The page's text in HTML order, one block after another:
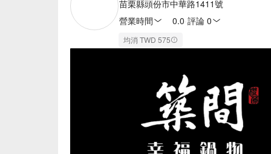
苗栗縣頭份市中華路1411號
營業時間
0.0 評論 0
均消 TWD 575